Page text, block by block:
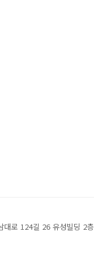
대로 124길 26 유성빌딩 2층